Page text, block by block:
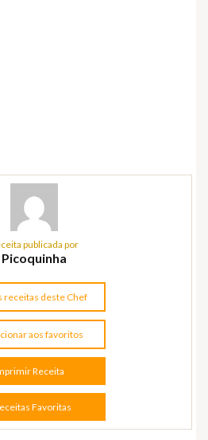
publicada por
Picoquinha
receitas deste Chef
aos favoritos
Receita
Favoritas